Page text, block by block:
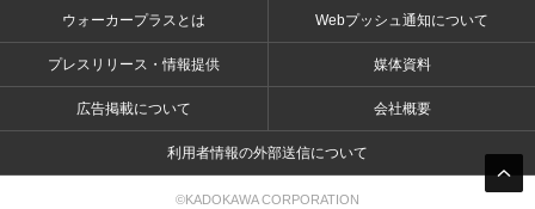
ウォーカープラスとは Webプッシュ通知について
プレスリリース・情報提供 媒体資料
広告掲載について 会社概要
利用者情報の外部送信について
©KADOKAWA CORPORATION